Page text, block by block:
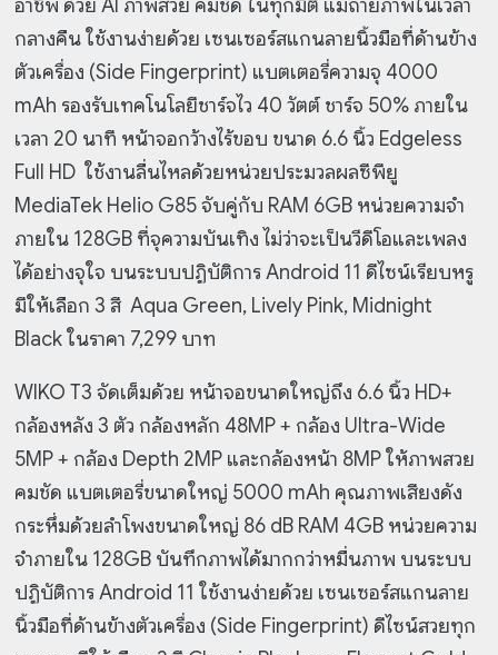
อาชีพ ด้วย AI ภาพสวย คมชัด ในทุกมิติ แม้ถ่ายภาพในเวลา
กลางคืน ใช้งานง่ายด้วย เซนเซอร์สแกนลายนิ้วมือที่ด้านข้าง
ตัวเครื่อง (Side Fingerprint) แบตเตอรี่ความจุ 4000
mAh รองรับเทคโนโลยีชาร์จไว 40 วัตต์ ชาร์จ 50% ภายใน
เวลา 20 นาที หน้าจอกว้างไร้ขอบ ขนาด 6.6 นิ้ว Edgeless
Full HD ใช้งานลื่นไหลด้วยหน่วยประมวลผลซีพียู
MediaTek Helio G85 จับคู่กับ RAM 6GB หน่วยความจำ
ภายใน 128GB ที่จุความบันเทิง ไม่ว่าจะเป็นวีดีโอและเพลง
ได้อย่างจุใจ บนระบบปฏิบัติการ Android 11 ดีไซน์เรียบหรู
มีให้เลือก 3 สี Aqua Green, Lively Pink, Midnight
Black ในราคา 7,299 บาท
WIKO T3 จัดเต็มด้วย หน้าจอขนาดใหญ่ถึง 6.6 นิ้ว HD+
กล้องหลัง 3 ตัว กล้องหลัก 48MP + กล้อง Ultra-Wide
5MP + กล้อง Depth 2MP และกล้องหน้า 8MP ให้ภาพสวย
คมชัด แบตเตอรี่ขนาดใหญ่ 5000 mAh คุณภาพเสียงดัง
กระหึ่มด้วยลำโพงขนาดใหญ่ 86 dB RAM 4GB หน่วยความ
จำภายใน 128GB บันทึกภาพได้มากกว่าหมื่นภาพ บนระบบ
ปฏิบัติการ Android 11 ใช้งานง่ายด้วย เซนเซอร์สแกนลาย
นิ้วมือที่ด้านข้างตัวเครื่อง (Side Fingerprint) ดีไซน์สวยทุก